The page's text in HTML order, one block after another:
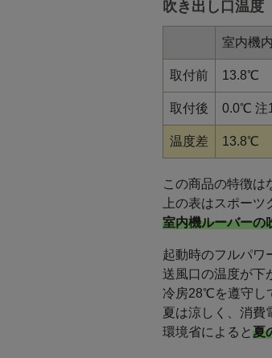
吹き出し口温度
室内機
取付前 13.8℃
取付後 0.0℃ 注
温度差 13.8℃
この商品の特徴は
上の表はスポー
室内機ルーバーの
起動時のフルパワ
送風口の温度が下
冷房28℃を遵守し
夏は涼しく、消費
環境省によると 夏